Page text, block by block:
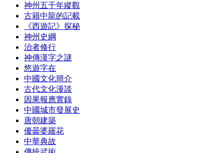
神州五千年縱觀
古籍中龍的記載
《西遊記》探秘
神州史綱
治者修行
神傳漢字之謎
悠遊字在
中國文化簡介
古代文化漫談
因果報應實錄
中國城市發展史
唐朝建築
優曇婆羅花
中華典故